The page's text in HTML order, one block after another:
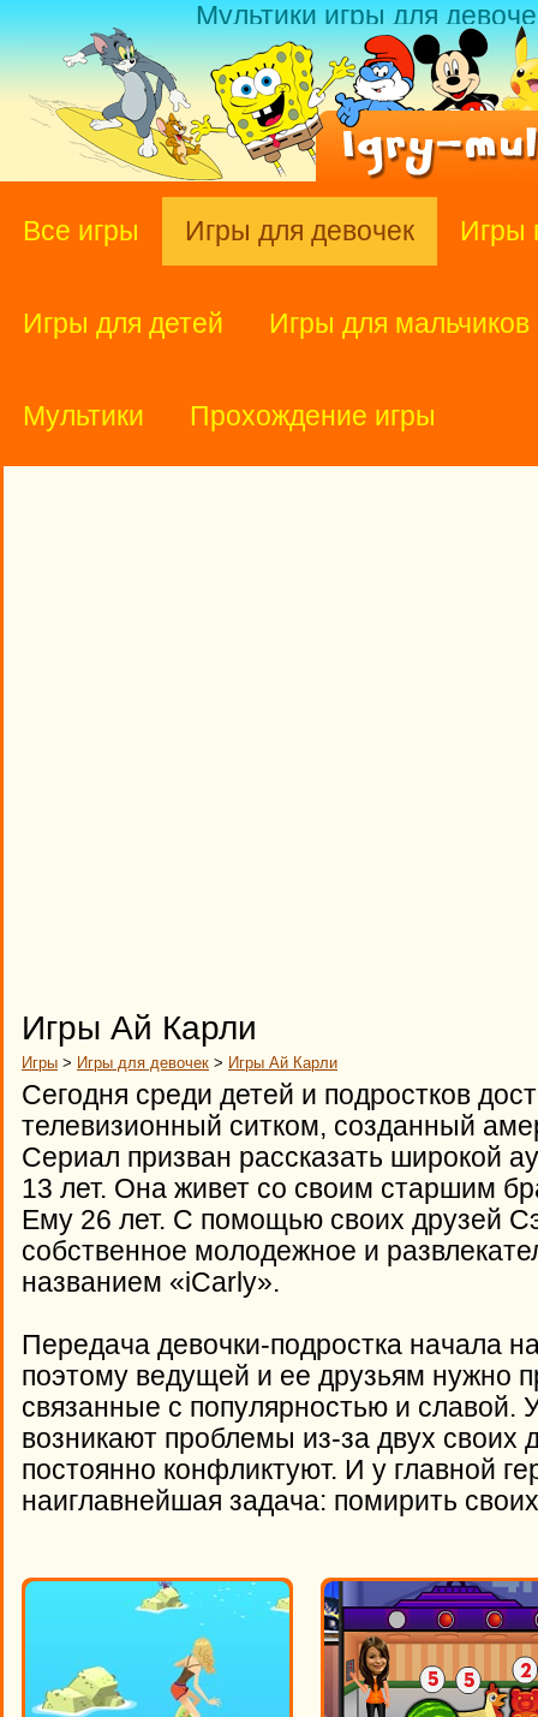
Мультики игры для
Все игры Игры для девочек Игры
Игры для детей Игры для мальчиков
Мультики Прохождение игры
Игры Ай Карли
Игры > Игры для девочек > Игры Ай Карли
Сегодня среди детей и подростков
телевизионный ситком, созданный
Сериал призван рассказать широкой
13 лет. Она живет со своим старшим
Ему 26 лет. С помощью своих друзей
собственное молодежное и
названием «iCarly».
Передача девочки-подростка начала
поэтому ведущей и ее друзьям нужно
связанные с популярностью и славой.
возникают проблемы из-за двух
постоянно конфликтуют. И у главной
наиглавнейшая задача: помирить